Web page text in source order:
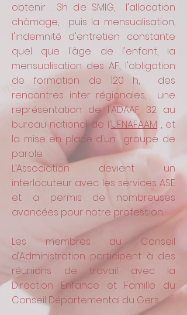
obtenir : 3h de SMIG, l'allocation
chômage, puis la mensualisation,
l'indemnité d'entretien constante
quel que l'âge de l'enfant, la
mensualisation des AF, l'obligation
de formation de 120 h, des
rencontres inter régionales, une
représentation de l'ADAAF 32 au
bureau national de l'UFNAFAAM , et
la mise en place d'un groupe de
parole.
L’Association devient un
interlocuteur avec les services ASE
et a permis de nombreuses
avancées pour notre profession.
Les membres du Conseil
d’Administration participent à des
réunions de travail avec la
Direction Enfance et Famille du
Conseil Départemental du Gers.